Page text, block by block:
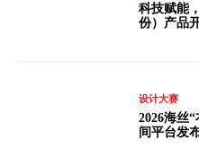
科技赋能
份）产品
设计大赛
2026海丝
间平台发